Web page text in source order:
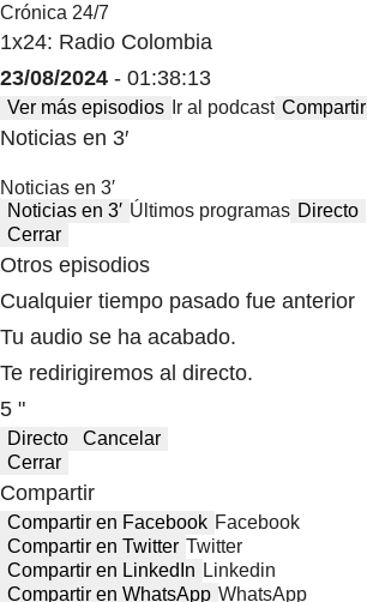
Crónica 24/7
1x24: Radio Colombia
23/08/2024 - 01:38:13
Ver más episodios Ir al podcast Compartir
Noticias en 3′
Noticias en 3′
Noticias en 3′ Últimos programas Directo
Cerrar
Otros episodios
Cualquier tiempo pasado fue anterior
Tu audio se ha acabado.
Te redirigiremos al directo.
5 "
Directo
Cancelar
Cerrar
Compartir
Compartir en Facebook Facebook
Compartir en Twitter Twitter
Compartir en LinkedIn Linkedin
Compartir en WhatsApp WhatsApp